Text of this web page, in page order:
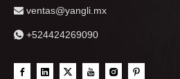
 ventas@yangli.mx
 +524424269090